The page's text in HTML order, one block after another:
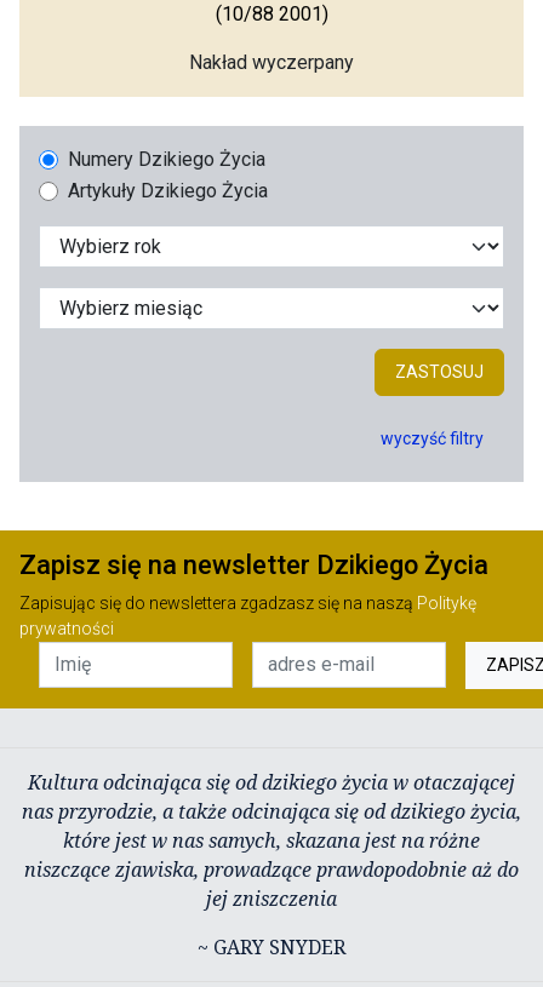
(10/88 2001)
Nakład wyczerpany
Numery Dzikiego Życia
Artykuły Dzikiego Życia
ZASTOSUJ
wyczyść filtry
Zapisz się na newsletter Dzikiego Życia
Zapisując się do newslettera zgadzasz się na naszą Politykę
prywatności
Kultura odcinająca się od dzikiego życia w otaczającej
nas przyrodzie, a także odcinająca się od dzikiego życia,
które jest w nas samych, skazana jest na różne
niszczące zjawiska, prowadzące prawdopodobnie aż do
jej zniszczenia
~ GARY SNYDER